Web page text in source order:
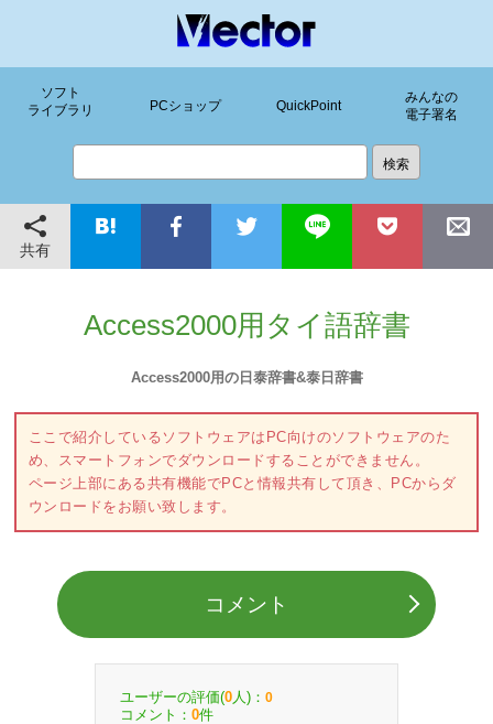
ソフト
ライブラリ
PCショップ QuickPoint
みんなの
電子署名
共有
Access2000用タイ語辞書
Access2000用の日泰辞書&泰日辞書
ここで紹介しているソフトウェアはPC向けのソフトウェアのた
め、スマートフォンでダウンロードすることができません。
ページ上部にある共有機能でPCと情報共有して頂き、PCからダ
ウンロードをお願い致します。
コメント
ユーザーの評価(0 人)： 0
コメント： 0件